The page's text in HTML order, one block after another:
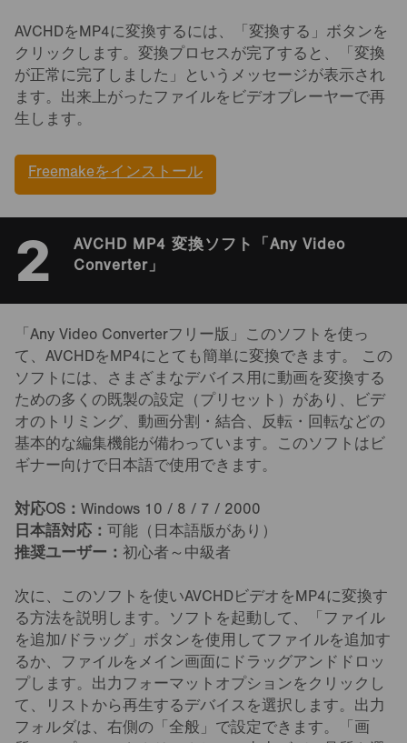
AVCHDをMP4に変換するには、「変換する」ボタンを
クリックします。変換プロセスが完了すると、「変換
が正常に完了しました」というメッセージが表示され
ます。出来上がったファイルをビデオプレーヤーで再
生します。
Freemakeをインストール
2
AVCHD MP4 変換ソフト「Any Video
Converter」
「Any Video Converterフリー版」このソフトを使っ
て、AVCHDをMP4にとても簡単に変換できます。 この
ソフトには、さまざまなデバイス用に動画を変換する
ための多くの既製の設定（プリセット）があり、ビデ
オのトリミング、動画分割・結合、反転・回転などの
基本的な編集機能が備わっています。このソフトはビ
ギナー向けで日本語で使用できます。
対応OS： Windows 10 / 8 / 7 / 2000
日本語対応： 可能（日本語版があり）
推奨ユーザー： 初心者～中級者
次に、このソフトを使いAVCHDビデオをMP4に変換す
る方法を説明します。ソフトを起動して、「ファイル
を追加/ドラッグ」ボタンを使用してファイルを追加す
るか、ファイルをメイン画面にドラッグアンドドロッ
プします。出力フォーマットオプションをクリックし
て、リストから再生するデバイスを選択します。出力
フォルダは、右側の「全般」で設定できます。「画